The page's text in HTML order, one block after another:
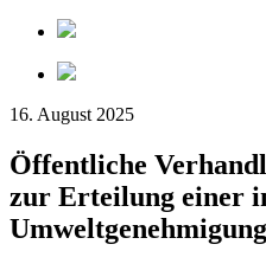
16. August 2025
Öffentliche
zur Erteilung einer